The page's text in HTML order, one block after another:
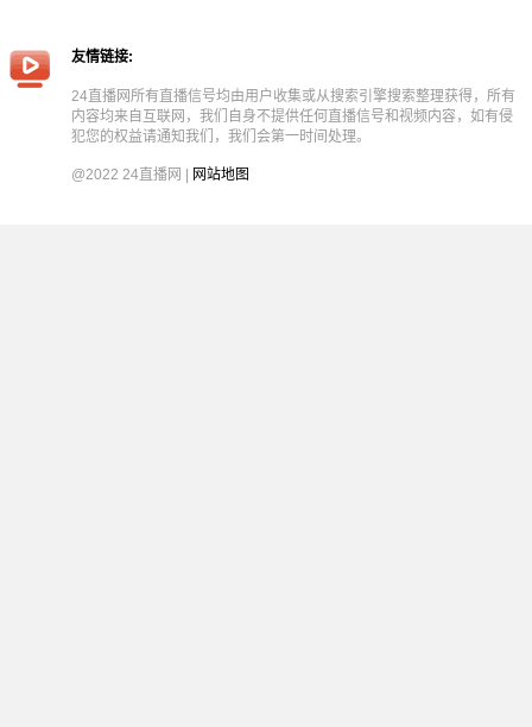
友情链接:
24直播网所有直播信号均由用户收集或从搜索引擎搜索整理获得，所有
内容均来自互联网，我们自身不提供任何直播信号和视频内容，如有侵
犯您的权益请通知我们，我们会第一时间处理。
@2022 24直播网 | 网站地图